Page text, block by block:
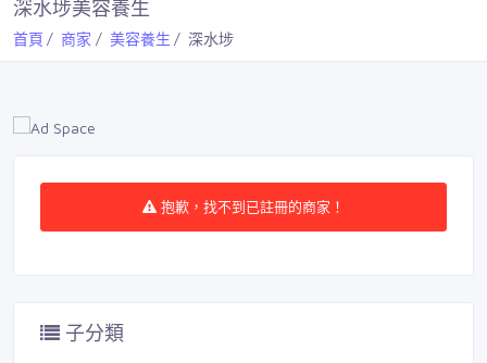
深水埗美容養生
首頁 商家 美容養生 深水埗
抱歉，找不到已註冊的商家！
子分類